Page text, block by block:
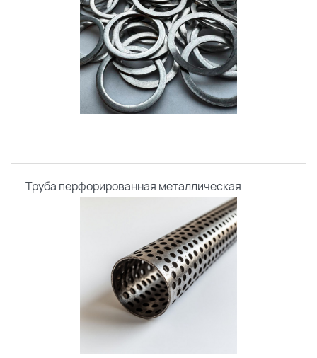
Труба перфорированная металлическая